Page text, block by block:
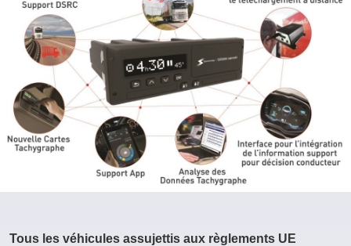
Tous les véhicules assujettis aux règlements UE